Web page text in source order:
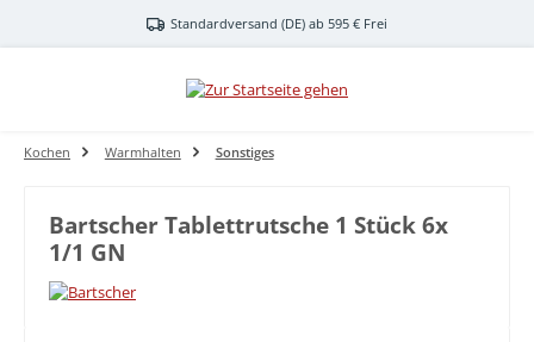
Zum Hauptinhalt springenStandardversand (DE) ab 595 € Frei
Kochen Warmhalten Sonstiges
Bartscher Tablettrutsche 1 Stück 6x
1/1 GN